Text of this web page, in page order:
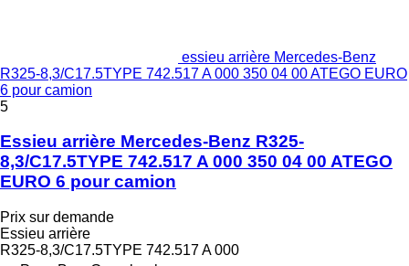
essieu arrière Mercedes-Benz
R325-8,3/C17.5TYPE 742.517 A 000 350 04 00 ATEGO EURO
6 pour camion
5
Essieu arrière Mercedes-Benz R325-
8,3/C17.5TYPE 742.517 A 000 350 04 00 ATEGO
EURO 6 pour camion
Prix sur demande
Essieu arrière
R325-8,3/C17.5TYPE 742.517 A 000